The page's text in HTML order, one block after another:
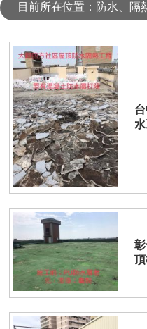
目前所在位置：防水、隔